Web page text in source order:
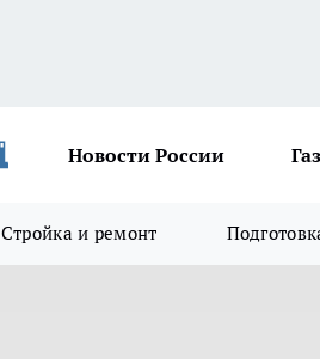
Новости России
Стройка и ремонт